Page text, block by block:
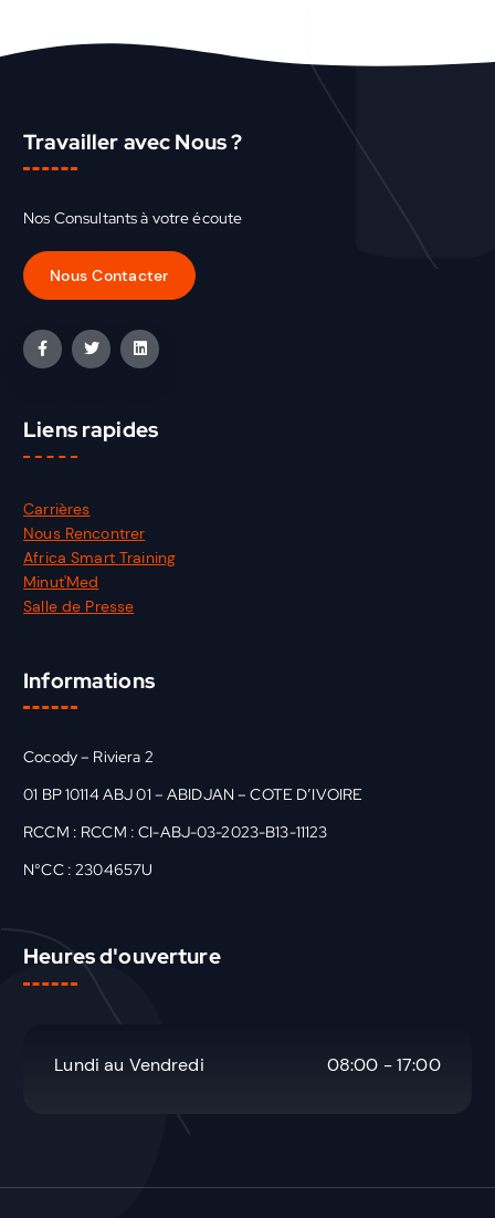
Travailler avec Nous ?
Nos Consultants à votre écoute
Liens rapides
Carrières
Nous Rencontrer
Africa Smart Training
Minut'Med
Salle de Presse
Informations
Cocody – Riviera 2
01 BP 10114 ABJ 01 – ABIDJAN – COTE D’IVOIRE
RCCM : RCCM : CI-ABJ-03-2023-B13-11123
N°CC : 2304657U
Heures d'ouverture
Lundi au Vendredi 08:00 - 17:00